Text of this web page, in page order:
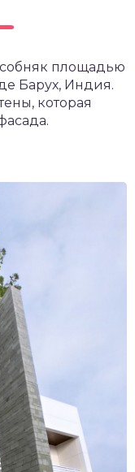
площадью
Барух, Индия.
которая